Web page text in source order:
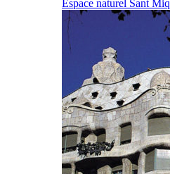
Espace naturel Sant